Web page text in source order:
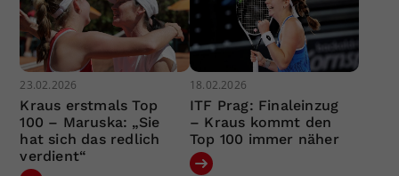
23.02.2026
Kraus erstmals Top
100 – Maruska: „Sie
hat sich das redlich
verdient“
18.02.2026
ITF Prag: Finaleinzug
– Kraus kommt den
Top 100 immer näher